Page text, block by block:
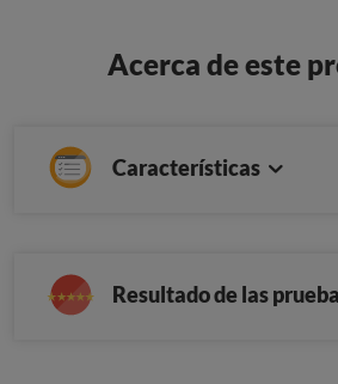
Acerca de este
Características
Resultado de las